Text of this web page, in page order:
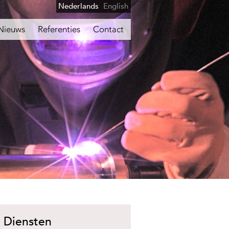
Nederlands English
Referenties Contact
Diensten